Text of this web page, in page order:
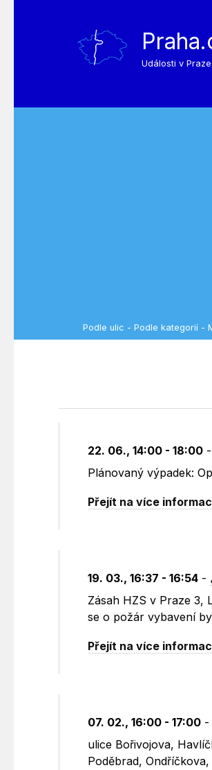
Události v
Podle ulic - Podle kategorií -
22. 06., 14:00 - 18:00 -
Plánovaný výpadek:
Přejít na více
19. 03., 16:37 - 16:54 -
Zásah HZS v Praze 3,
se o požár vybavení
Přejít na více
07. 02., 16:00 - 17:00
ulice Bořivojova,
Poděbrad,